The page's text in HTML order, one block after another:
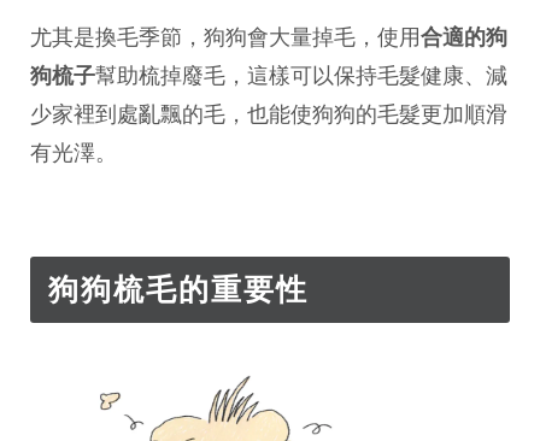
尤其是換毛季節，狗狗會大量掉毛，使用合適的狗
狗梳子幫助梳掉廢毛，這樣可以保持毛髮健康、減
少家裡到處亂飄的毛，也能使狗狗的毛髮更加順滑
有光澤。
狗狗梳毛的重要性